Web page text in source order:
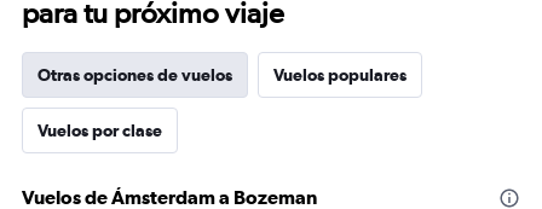
para tu próximo viaje
Otras opciones de vuelos Vuelos populares
Vuelos por clase
Vuelos de Ámsterdam a Bozeman